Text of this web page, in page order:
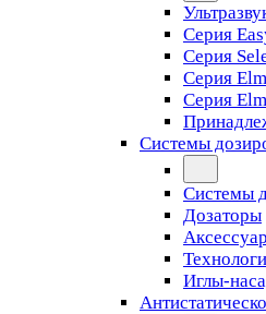
Серия
Серия
Серия
Серия
Системы
Системы
Дозаторы
Иглы-